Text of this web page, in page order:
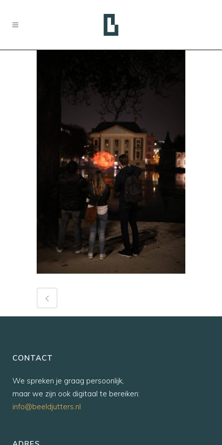
CONTACT
We spreken je graag persoonlijk,
maar we zijn ook digitaal te bereiken:
info@beeldjutters.nl